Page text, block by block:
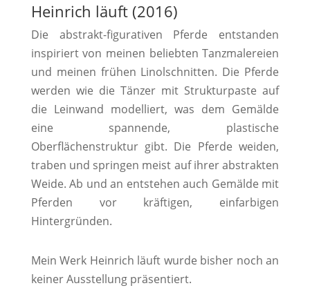
Heinrich läuft (2016)
Die abstrakt-figurativen Pferde entstanden
inspiriert von meinen beliebten Tanzmalereien
und meinen frühen Linolschnitten. Die Pferde
werden wie die Tänzer mit Strukturpaste auf
die Leinwand modelliert, was dem Gemälde
eine spannende, plastische
Oberflächenstruktur gibt. Die Pferde weiden,
traben und springen meist auf ihrer abstrakten
Weide. Ab und an entstehen auch Gemälde mit
Pferden vor kräftigen, einfarbigen
Hintergründen.
Mein Werk Heinrich läuft wurde bisher noch an
keiner Ausstellung präsentiert.